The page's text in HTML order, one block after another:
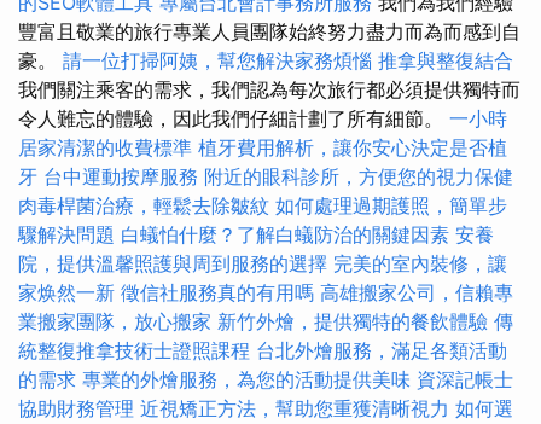
豐富且敬業的旅行專業人員團隊始終努力盡力而為而感到自
豪。 請一位打掃阿姨，幫您解決家務煩惱 推拿與整復結合
我們關注乘客的需求，我們認為每次旅行都必須提供獨特而
令人難忘的體驗，因此我們仔細計劃了所有細節。 一小時
居家清潔的收費標準 植牙費用解析，讓你安心決定是否植
牙 台中運動按摩服務 附近的眼科診所，方便您的視力保健
肉毒桿菌治療，輕鬆去除皺紋 如何處理過期護照，簡單步
驟解決問題 白蟻怕什麼？了解白蟻防治的關鍵因素 安養
院，提供溫馨照護與周到服務的選擇 完美的室內裝修，讓
家焕然一新 徵信社服務真的有用嗎 高雄搬家公司，信賴專
業搬家團隊，放心搬家 新竹外燴，提供獨特的餐飲體驗 傳
統整復推拿技術士證照課程 台北外燴服務，滿足各類活動
的需求 專業的外燴服務，為您的活動提供美味 資深記帳士
協助財務管理 近視矯正方法，幫助您重獲清晰視力 如何選